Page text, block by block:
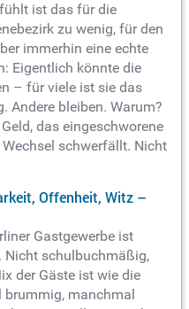
ist das für die
zu wenig, für den
immerhin eine echte
Eigentlich könnte die
– für viele ist sie das
Andere bleiben. Warum?
das eingeschworene
schwerfällt. Nicht
Offenheit, Witz –
Gastgewerbe ist
Nicht schulbuchmäßig,
der Gäste ist wie die
brummig, manchmal